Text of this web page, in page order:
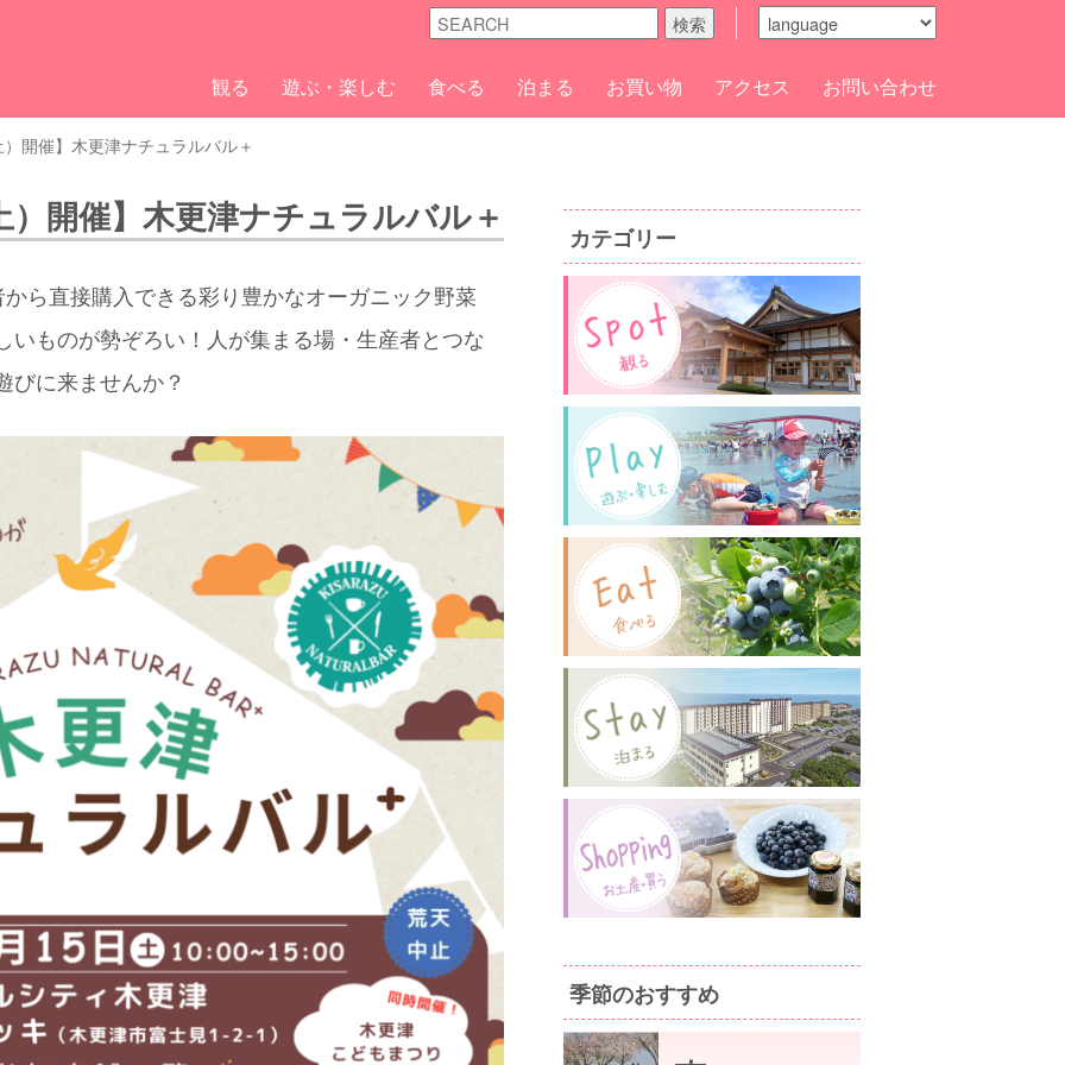
検索
観る 遊ぶ・楽しむ 食べる 泊まる お買い物 アクセス お問い合わせ
開催】木更津ナチュラルバル＋
開催】木更津ナチュラルバル＋
ら直接購入できる彩り豊かなオーガニック野菜
いものが勢ぞろい！人が集まる場・生産者とつな
びに来ませんか？
カテゴリー
季節のおすすめ